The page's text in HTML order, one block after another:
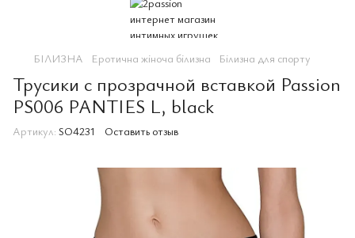
БІЛИЗНА Еротична жіноча білизна Білизна для спорту
Трусики с прозрачной вставкой Passion
PS006 PANTIES L, black
Артикул: SO4231 Оставить отзыв